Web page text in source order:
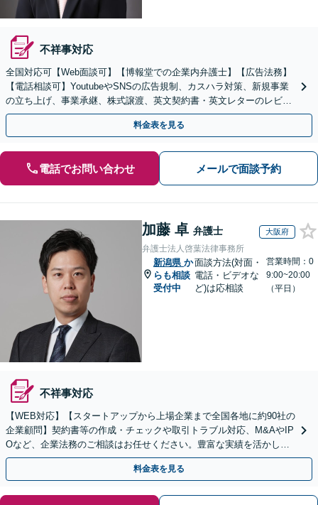
不祥事対応
全国対応可【Web面談可】【博報堂での企業内弁護士】【広告法務】
【電話相談可】YoutubeやSNSの広告規制、カスハラ対策、新規事業
の立ち上げ、事業承継、株式譲渡、英文契約書・英文レターのレビュ
ー・ドラフトなどに対応。
料金表を見る
電話でお問い合わせ メールで面談予約
加藤 卓 弁護士 大阪府
弁護士法人啓葉法律事務所
新潟県 か
らも相談
受付中
面談方法(対面・
電話・ビデオな
ど)は応相談
営業時間：0
9:00~20:00
（平日）
不祥事対応
【WEB対応】【スタートアップから上場企業まで全国各地に約90社の
企業顧問】契約書等の作成・チェックや取引トラブル対応、M&AやIP
Oなど、企業法務のご相談はお任せください。豊富な実績を活かし的
確に対応を進めてまいります。
料金表を見る